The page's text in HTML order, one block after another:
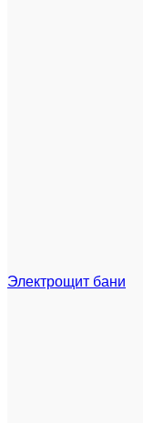
Электрощит бани